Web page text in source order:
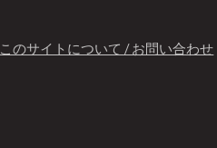
このサイトについて / お問い合わせ